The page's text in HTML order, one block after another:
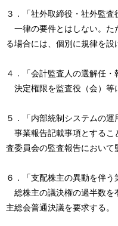
３．「社外取締役・社外監査
一律の要件とはしない。た
る場合には、個別に規律を設
４．「会計監査人の選解任・
決定権限を監査役（会）等
５．「内部統制システムの運
事業報告記載事項とするこ
査委員会の監査報告において
６．「支配株主の異動を伴う
総株主の議決権の過半数を
主総会普通決議を要求する。